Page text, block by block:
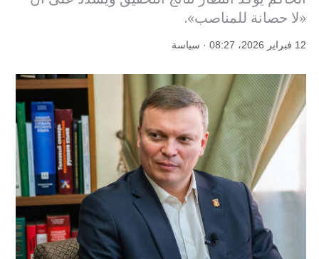
«لا حصانة للمناصب».
12 فبراير 2026، 08:27 · سياسة